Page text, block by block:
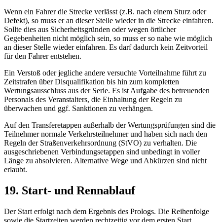
Wenn ein Fahrer die Strecke verlässt (z.B. nach einem Sturz oder
Defekt), so muss er an dieser Stelle wieder in die Strecke einfahren.
Sollte dies aus Sicherheitsgründen oder wegen örtlicher
Gegebenheiten nicht möglich sein, so muss er so nahe wie möglich
an dieser Stelle wieder einfahren. Es darf dadurch kein Zeitvorteil
für den Fahrer entstehen.
Ein Verstoß oder jegliche andere versuchte Vorteilnahme führt zu
Zeitstrafen über Disqualifikation bis hin zum kompletten
Wertungsausschluss aus der Serie. Es ist Aufgabe des betreuenden
Personals des Veranstalters, die Einhaltung der Regeln zu
überwachen und ggf. Sanktionen zu verhängen.
Auf den Transferetappen außerhalb der Wertungsprüfungen sind die
Teilnehmer normale Verkehrsteilnehmer und haben sich nach den
Regeln der Straßenverkehrsordnung (StVO) zu verhalten. Die
ausgeschriebenen Verbindungsetappen sind unbedingt in voller
Länge zu absolvieren. Alternative Wege und Abkürzen sind nicht
erlaubt.
19. Start- und Rennablauf
Der Start erfolgt nach dem Ergebnis des Prologs. Die Reihenfolge
sowie die Startzeiten werden rechtzeitig vor dem ersten Start